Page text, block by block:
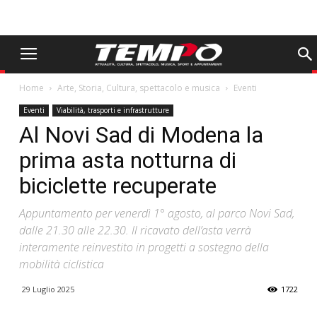
Home Arte, Storia, Cultura, spettacolo e musica Eventi
Eventi Viabilità, trasporti e infrastrutture
Al Novi Sad di Modena la
prima asta notturna di
biciclette recuperate
Appuntamento per venerdì 1° agosto, al parco Novi Sad,
dalle 21.30 alle 22.30. Il ricavato dell’asta verrà
interamente reinvestito in progetti a sostegno della
mobilità ciclistica
29 Luglio 2025 1722